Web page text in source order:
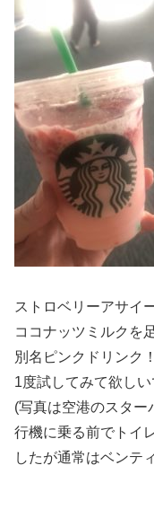
ストロベリーアサイ
ココナッツミルクを
別名ピンクドリンク！
1度試してみて欲し
(写真は空港のスター
行機に乗る前でトイ
したが通常はベンテ